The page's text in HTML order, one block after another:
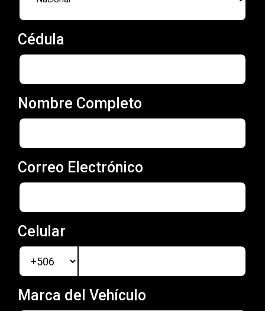
Cédula
Nombre Completo
Correo Electrónico
Celular
Marca del Vehículo